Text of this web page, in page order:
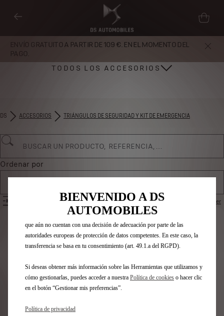
ENVÍO GRATUITO A PARTIR DE 109 €. EN EL MOMENTO DEL
PAGO.
TODOS LOS ACCESORIOS
DS ACCESORIOS TRIÁNGULOS DE SEGURIDAD Y KIT DE EMERGENCIA
Ordenar por
Todos los productos
Restablecer
Identifica tu vehículo
Elige cómo identificas tu vehículo y rellena los datos para
Número de matrícula
Modelo
BIENVENIDO A DS
AUTOMOBILES
Utilizamos cookies y/u otras herramientas de seguimiento (las
básicas como la seguridad, la gestión de la red y la accesibilidad.Las
Herramientas mejoran la usabilidad y el rendimiento mediante diversas
funciones, como el reconocimiento del idioma o los resultados de
también puede utilizar Herramientas de terceros para mostrar publicidad
terceros ubicados en países fuera del Espacio Económico Europeo (EEE)
que aún no cuentan con una decisión de adecuación por parte de las
autoridades europeas de protección de datos competentes. En este caso, la
transferencia se basa en tu consentimiento (art. 49.1.a del RGPD).
Si deseas obtener más información sobre las Herramientas que utilizamos y
cómo gestionarlas, puedes acceder a nuestra Política de cookies o hacer clic
en el botón “Gestionar mis preferencias”.
Política de privacidad